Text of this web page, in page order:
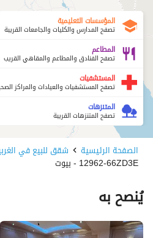
المؤسسات التعليمية
تصفح المدارس والكليات والجامعات القريبة
المطاعم
تصفح الفنادق والمطاعم والمقاهي القريب
المستشفيات
تصفح المستشفيات والعيادات والمراكز
المتنزهات
تصفح المتنزهات القريبة
الصفحة الرئيسية شقق للبيع في
12962-66ZD3E - بيوت
يُنصح به